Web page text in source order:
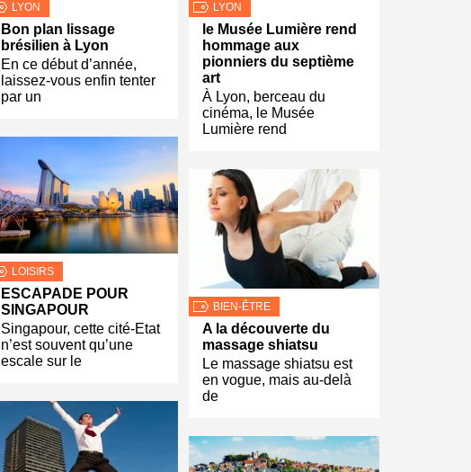
LYON
Bon plan lissage
brésilien à Lyon
En ce début d’année,
laissez-vous enfin tenter
par un
LOISIRS
ESCAPADE POUR
SINGAPOUR
Singapour, cette cité-Etat
n’est souvent qu’une
escale sur le
LYON
le Musée Lumière rend
hommage aux
pionniers du septième
art
À Lyon, berceau du
cinéma, le Musée
Lumière rend
BIEN-ÊTRE
A la découverte du
massage shiatsu
Le massage shiatsu est
en vogue, mais au-delà
de